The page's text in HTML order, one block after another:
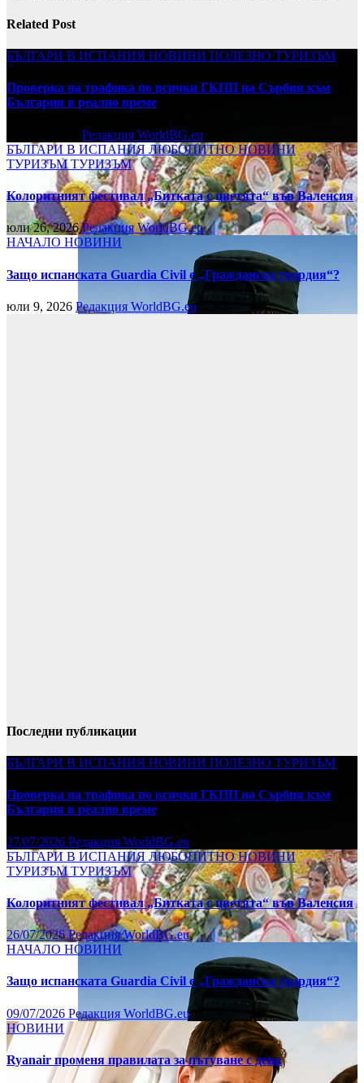
Related Post
БЪЛГАРИ В ИСПАНИЯ НОВИНИ ПОЛЕЗНО ТУРИЗЪМ
Проверка на трафика по всички ГКПП на Сърбия към
България в реално време
Редакция WorldBG.eu
БЪЛГАРИ В ИСПАНИЯ ЛЮБОПИТНОНОВИНИ
ТУРИЗЪМТУРИЗЪМ
Колоритният фестивал „Битката с цветята“ във Валенсия
юли 26, 2026Редакция WorldBG.eu
НАЧАЛО НОВИНИ
Защо испанската Guardia Civil е „Гражданска гвардия“?
юли 9, 2026 Редакция WorldBG.eu
Последни публикации
БЪЛГАРИ В ИСПАНИЯ НОВИНИ ПОЛЕЗНО ТУРИЗЪМ
Проверка на трафика по всички ГКПП на Сърбия към
България в реално време
27/07/2026 Редакция WorldBG.eu
БЪЛГАРИ В ИСПАНИЯ ЛЮБОПИТНОНОВИНИ
ТУРИЗЪМТУРИЗЪМ
Колоритният фестивал „Битката с цветята“ във Валенсия
26/07/2026Редакция WorldBG.eu
НАЧАЛО НОВИНИ
Защо испанската Guardia Civil е „Гражданска гвардия“?
09/07/2026 Редакция WorldBG.eu
НОВИНИ
Ryanair променя правилата за пътуване с деца